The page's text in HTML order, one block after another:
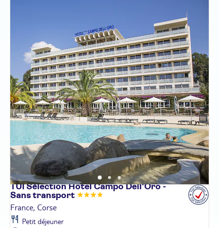
TUI Sélection Hôtel Campo Dell'Oro -
Sans transport
France, Corse
Petit déjeuner